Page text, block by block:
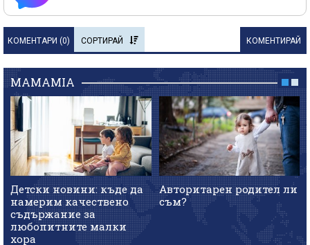
КОМЕНТАРИ (0) СОРТИРАЙ КОМЕНТИРАЙ
MAMAMIA
Детски новини: къде да
намерим качествено
съдържание за
любопитните малки
хора
Авторитарен родител ли
съм?